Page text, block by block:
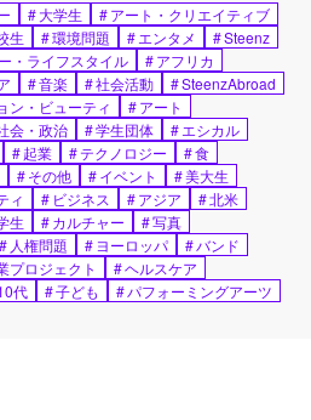
#大学生 #アート・クリエイティブ
生 #環境問題 #エンタメ #Steenz
・ライフスタイル #アフリカ
#音楽 #社会活動 #SteenzAbroad
ン・ビューティ #アート
会・政治 #学生団体 #エシカル
#起業 #テクノロジー #食
#その他 #イベント #美大生
ィ # ビジネス #アジア #北米
生 #カルチャー #写真
# 人権問題 #ヨーロッパ #バンド
プロジェクト #ヘルスケア
代 #子ども #パフォーミングアーツ